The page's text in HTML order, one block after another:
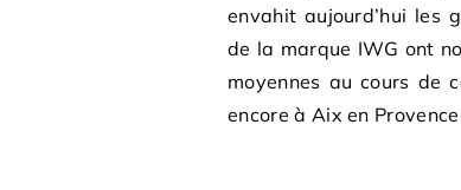
envahit aujourd’hui les
de la marque IWG ont
moyennes au cours de
encore à Aix en